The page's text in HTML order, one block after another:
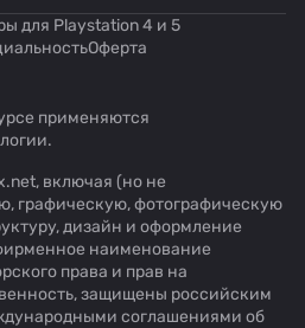
для Playstation 4 и 5
Оферта
применяются
.
включая (но не
графическую, фотографическую
дизайн и оформление
наименование
права и прав на
защищены российским
соглашениями об